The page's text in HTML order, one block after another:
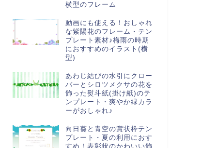
横型のフレーム
動画にも使える！おしゃれ
な紫陽花のフレーム・テン
プレート素材♪梅雨の時期
におすすめのイラスト(横
型)
あわじ結びの水引にクロー
バーとシロツメクサの花を
飾った熨斗紙(掛け紙)のテ
ンプレート・爽やか緑カラ
ーがおしゃれ♪
向日葵と青空の賞状枠テン
プレート・夏の利用におす
すめ！表彰状のかわいい飾